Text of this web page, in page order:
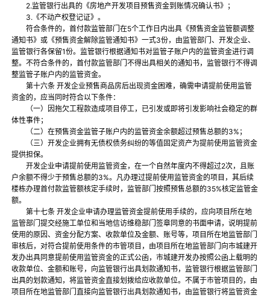
2.监管银行出具的《房地产开发项目预售资金到账情况确认书》；
3.《不动产权登记证》。
符合条件的，首付款监管部门在5个工作日内出具《预售资金监管额调整
通知书》或《预售资金解除监管通知书》一式3份，由监管部门、开发企业、
监管银行各保留1份。监管银行根据通知书对监管子账户内的监管资金进行调
整。不符合条件的，首付款监管部门不得出具相关的通知书，监管银行不得调
整监管子账户内的监管资金。
第十六条 开发企业预售商品房后出现资金困难，确需申请提前使用监管
资金的，应当同时符合以下条件：
（一）因拖欠工程款造成项目停工，已引发或即将引发影响社会稳定的群
体性事件；
（二）在预售资金监管子账户内的监管资金余额超过预售总额的3%；
（三）开发企业拥有无债权债务纠纷的等值固定资产为提前使用监管资金
提供担保。
开发企业申请提前使用监管资金，在一个自然年度内不得超过2次，且账
户余额不得少于预售总额的3%。凡办理过提前使用监管资金的项目，其后续
楼栋办理首付款监管额核定手续时，监管部门按照预售总额的35%核定监管金
额。
第十七条 开发企业申请办理监管资金提前使用手续的，应向项目所在地
监管部门提交经施工单位和当地信访维稳部门签章同意的书面申请，说明提前
使用的原因、资金分配方案、收款单位及金额、账号等，项目所在地监管部门
审核后，对符合提前使用条件的市管项目，由项目所在地监管部门向市城建开
发办出具同意提前使用监管资金的正式公函，市城建开发办按照公函上载明的
收款单位、金额和账号，向监管银行出具划款通知书，监管银行根据监管部门
出具的划款通知，将监管资金直接划拨给应收款单位。不属于市管项目的，由
项目所在地监管部门直接向监管银行出具划款通知书，由监管银行将监管资金